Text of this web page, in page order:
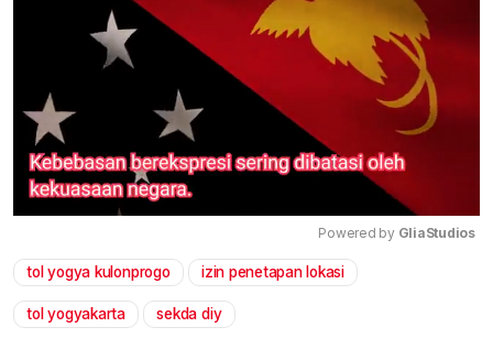
Powered by GliaStudios
tol yogya kulonprogo izin penetapan lokasi
tol yogyakarta sekda diy